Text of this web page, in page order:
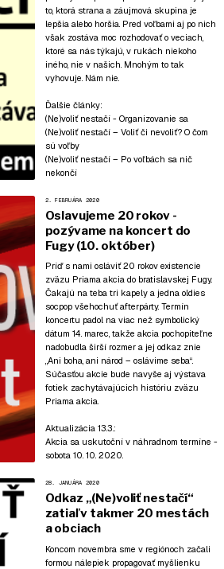
to, ktorá strana a záujmová skupina je
lepšia alebo horšia. Pred voľbami aj po nich
však zostáva moc rozhodovať o veciach,
ktoré sa nás týkajú, v rukách niekoho
iného, nie v našich. Mnohým to tak
vyhovuje. Nám nie.
Ďalšie články:
(Ne)voliť nestačí - Organizovanie sa
(Ne)voliť nestačí – Voliť či nevoliť? O čom
sú voľby
(Ne)voliť nestačí – Po voľbách sa nič
nekončí
2. FEBRUÁRA 2020
Oslavujeme 20 rokov -
pozývame na koncert do
Fugy (10. október)
Príď s nami osláviť 20 rokov existencie
zväzu Priama akcia do bratislavskej Fugy.
Čakajú na teba tri kapely a jedna oldies
socpop všehochuť afterpárty. Termín
koncertu padol na viac než symbolický
dátum 14. marec, takže akcia pochopiteľne
nadobudla širší rozmer a jej odkaz znie
„Ani boha, ani národ – oslávime seba“.
Súčasťou akcie bude navyše aj výstava
fotiek zachytávajúcich históriu zväzu
Priama akcia.
Aktualizácia 13.3.:
Akcia sa uskutoční v náhradnom termíne -
sobota 10. 10. 2020.
28. JANUÁRA 2020
Odkaz „(Ne)voliť nestačí“
zatiaľ v takmer 20 mestách
a obciach
Koncom novembra sme v regiónoch začali
formou nálepiek propagovať myšlienku